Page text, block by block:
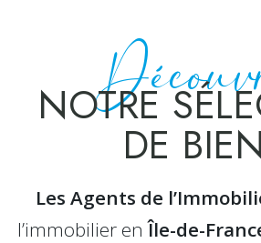
NOTRE
DE
Les Agents de
l’immobilier enÎle-de-